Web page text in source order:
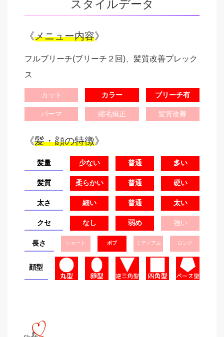
スタイルデータ
《メニュー内容》
フルブリーチ(ブリーチ２回)、髪質改善プレック
ス
カット カラー ブリーチ有
パーマ 縮毛矯正 髪質改善
《髪・顔の特徴》
髪量 少ない 普通 多い
髪質 柔らかい 普通 硬い
太さ 細い 普通 太い
クセ なし 弱め 強い
長さ ショート ボブ ミディアム ロング
顔型